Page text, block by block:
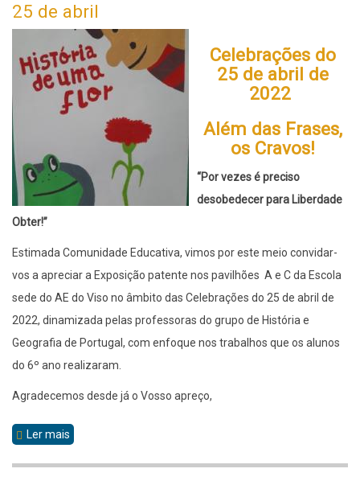
25 de abril
Celebrações do
25 de abril de
2022
Além das Frases,
os Cravos!
“Por vezes é preciso
desobedecer para Liberdade
Obter!”
Estimada Comunidade Educativa, vimos por este meio convidar-
vos a apreciar a Exposição patente nos pavilhões A e C da Escola
sede do AE do Viso no âmbito das Celebrações do 25 de abril de
2022, dinamizada pelas professoras do grupo de História e
Geografia de Portugal, com enfoque nos trabalhos que os alunos
do 6º ano realizaram.
Agradecemos desde já o Vosso apreço,
Ler mais